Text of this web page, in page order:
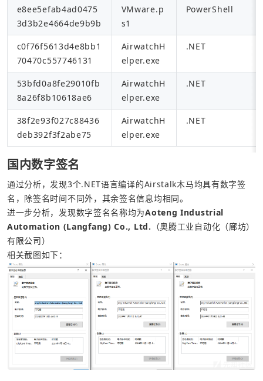
e8ee5efab4ad0475
3d3b2e4664de9b9b
VMware.p
s1
PowerShell
c0f76f5613d4e8bb1
70470c557746131
AirwatchH
elper.exe
.NET
53bfd0a8fe29010fb
8a26f8b10618ae6
AirwatchH
elper.exe
.NET
38f2e93f027c88436
deb392f3f2abe75
AirwatchH
elper.exe
.NET
国内数字签名
通过分析，发现3个.NET语言编译的Airstalk木马均具有数字签
名，除签名时间不同外，其余签名信息均相同。
进一步分析，发现数字签名名称均为Aoteng Industrial
Automation (Langfang) Co., Ltd. （奥腾工业自动化（廊坊）
有限公司）
相关截图如下：